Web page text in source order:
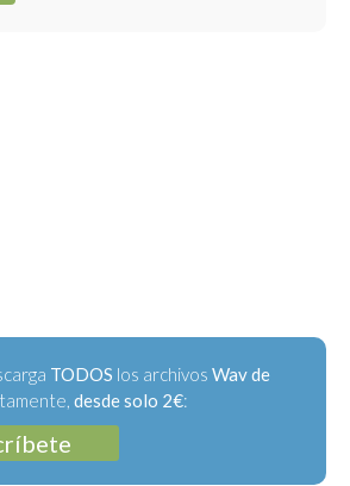
TODOS los archivos Wav de
desde solo 2€: